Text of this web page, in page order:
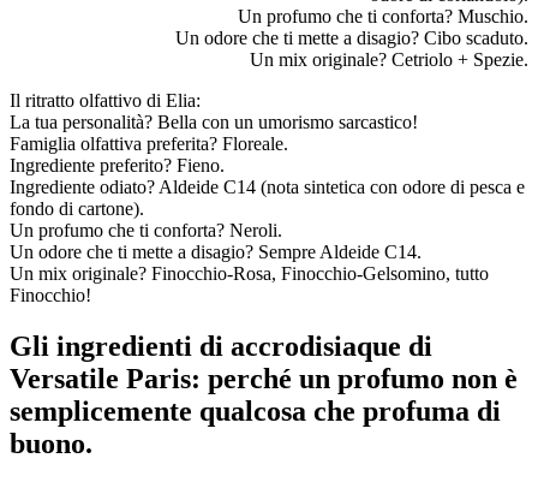
Un profumo che ti conforta? Muschio.
Un odore che ti mette a disagio? Cibo scaduto.
Un mix originale? Cetriolo + Spezie.
Il ritratto olfattivo di Elia:
La tua personalità? Bella con un umorismo sarcastico!
Famiglia olfattiva preferita? Floreale.
Ingrediente preferito? Fieno.
Ingrediente odiato? Aldeide C14 (nota sintetica con odore di pesca e
fondo di cartone).
Un profumo che ti conforta? Neroli.
Un odore che ti mette a disagio? Sempre Aldeide C14.
Un mix originale? Finocchio-Rosa, Finocchio-Gelsomino, tutto
Finocchio!
Gli ingredienti di accrodisiaque di
Versatile Paris: perché un profumo non è
semplicemente qualcosa che profuma di
buono.